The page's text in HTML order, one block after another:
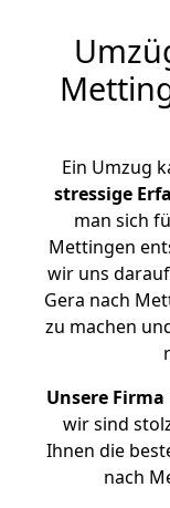
Ein Umzug
stressige
man sich
Mettingen
wir uns
Gera nach
zu machen
Unsere
wir sind
Ihnen die
nach